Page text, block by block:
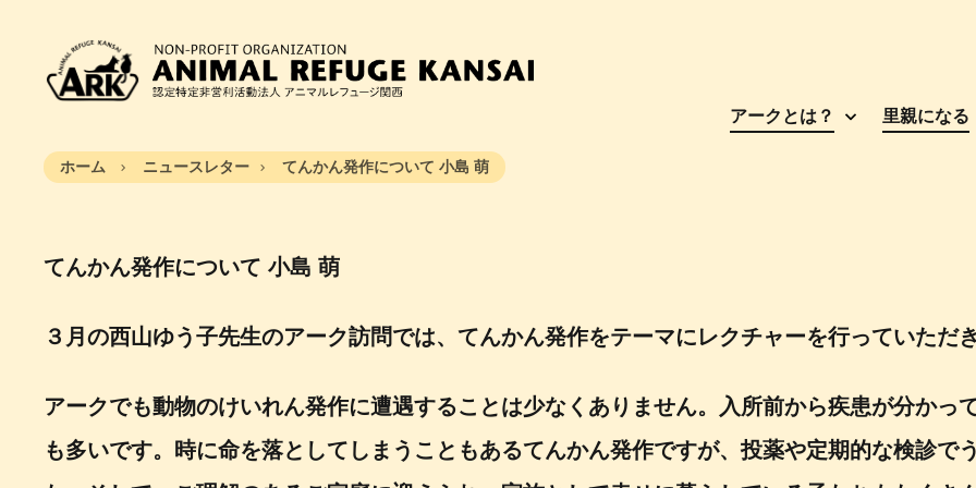
アークとは？ 里親になる
ホーム ニュースレター てんかん発作について 小島 萌
てんかん発作について 小島 萌
３月の西山ゆう子先生のアーク訪問では、てんかん発作をテーマにレクチャーを行っていただ
アークでも動物のけいれん発作に遭遇することは少なくありません。入所前から疾患が分かっ
も多いです。時に命を落としてしまうこともあるてんかん発作ですが、投薬や定期的な検診で